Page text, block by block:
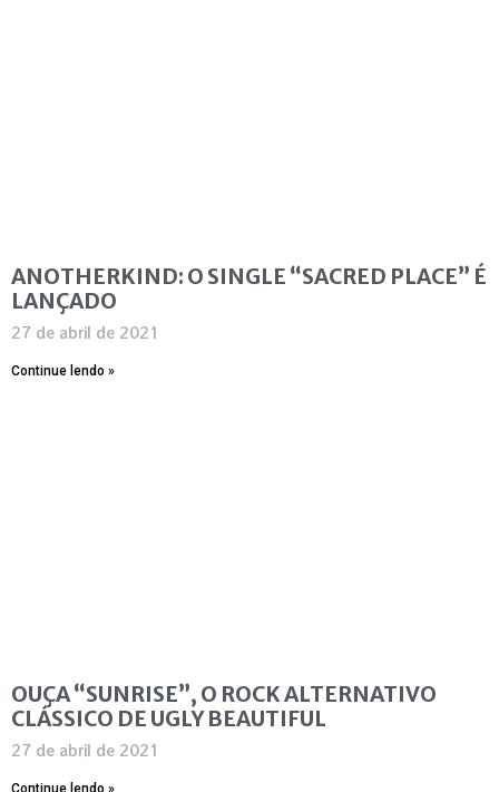
ANOTHERKIND: O SINGLE “SACRED PLACE” É
LANÇADO
27 de abril de 2021
Continue lendo »
OUÇA “SUNRISE”, O ROCK ALTERNATIVO
CLÁSSICO DE UGLY BEAUTIFUL
27 de abril de 2021
Continue lendo »